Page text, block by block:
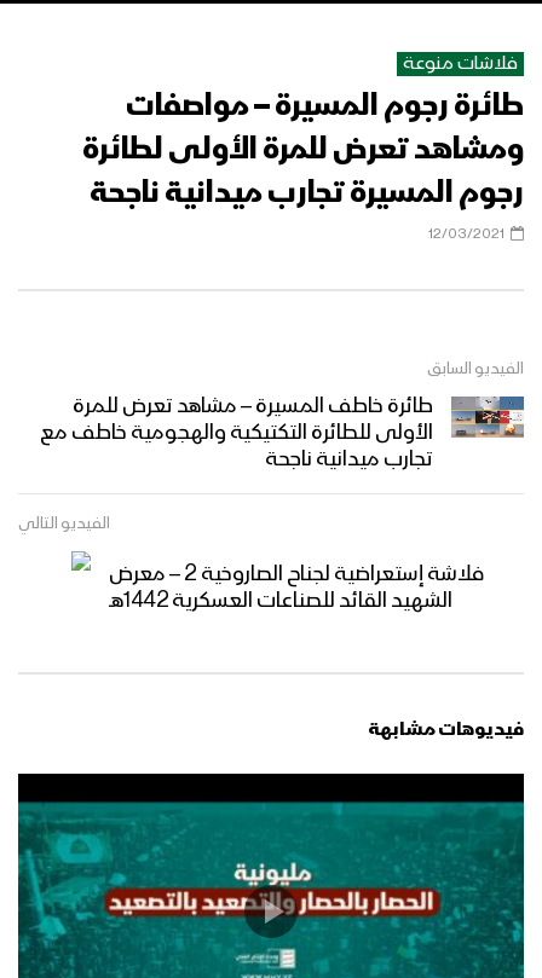
فلاشات منوعة
طائرة رجوم المسيرة – مواصفات
ومشاهد تعرض للمرة الأولى لطائرة
رجوم المسيرة تجارب ميدانية ناجحة
12/03/2021
الفيديو السابق
طائرة خاطف المسيرة – مشاهد تعرض للمرة
الأولى للطائرة التكتيكية والهجومية خاطف مع
تجارب ميدانية ناجحة
الفيديو التالي
فلاشة إستعراضية لجناح الصاروخية 2 – معرض
الشهيد القائد للصناعات العسكرية 1442هـ
فيديوهات مشابهة